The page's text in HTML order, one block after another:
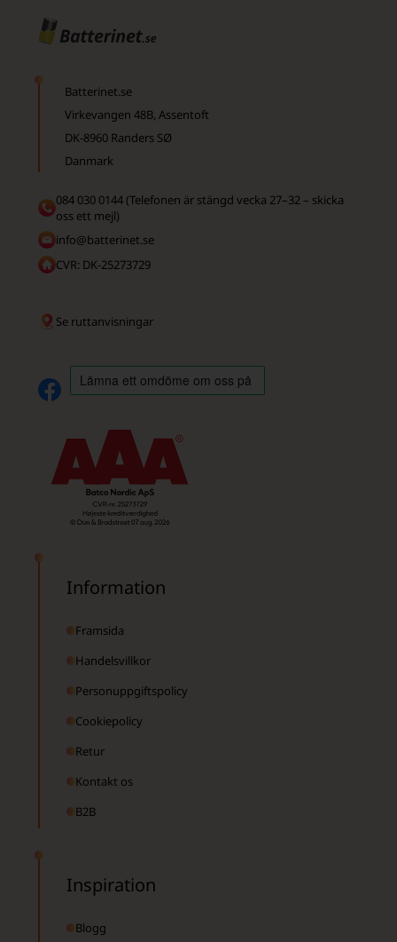
Batterinet.se
Virkevangen 48B, Assentoft
DK-8960 Randers SØ
Danmark
084 030 0144 (Telefonen är stängd vecka 27–32 – skicka
oss ett mejl)
info@batterinet.se
CVR: DK-25273729
Se ruttanvisningar
Information
Framsida
Handelsvillkor
Personuppgiftspolicy
Cookiepolicy
Retur
Kontakt os
B2B
Inspiration
Blogg